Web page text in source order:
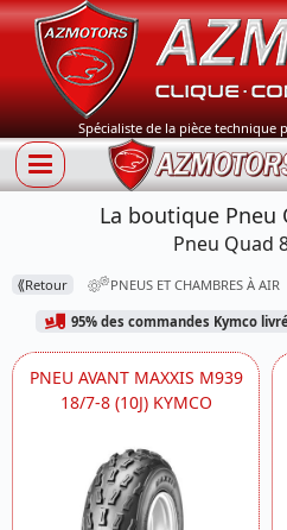
Spécialiste de la pièce technique
La boutique Pneu
Pneu Quad
⟪Retour PNEUS ET CHAMBRES À AIR
95% des commandes Kymco
PNEU AVANT MAXXIS M939
18/7-8 (10J) KYMCO